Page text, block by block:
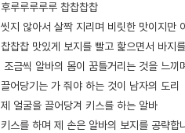
후루루루루루 찹찹찹찹
씻지 않아서 살짝 지리며 비릿한 맛이지만
찹찹찹 맛있게 보지를 빨고 핥으면서 바지
조금씩 알바의 몸이 꿈틀거리는 것을 느
끌어당기는 가 줘야 하는 것이 남자의 도리
제 얼굴을 끌어당겨 키스를 하는 알바
키스를 하며 제 손은 알바의 보지를 공략